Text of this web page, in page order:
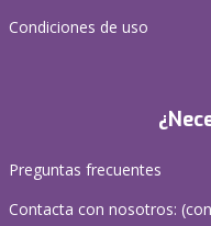
Condiciones de uso
Preguntas frecuentes
Contacta con nosotros: (